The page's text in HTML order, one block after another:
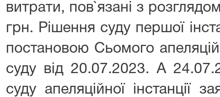
витрати, пов`язані з
грн. Рішення суду першої
постановою Сьомого
суду від 20.07.2023. А
суду апеляційної інстанції